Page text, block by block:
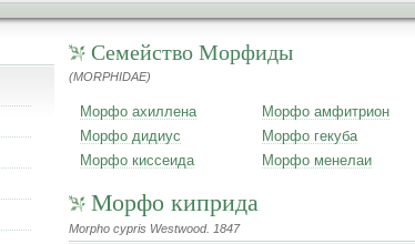
Семейство Морфиды
(MORPHIDAE)
Морфо ахиллена
Морфо дидиус
Морфо киссеида
Морфо амфитрион
Морфо гекуба
Морфо менелаи
Морфо киприда
Morpho cypris Westwood. 1847